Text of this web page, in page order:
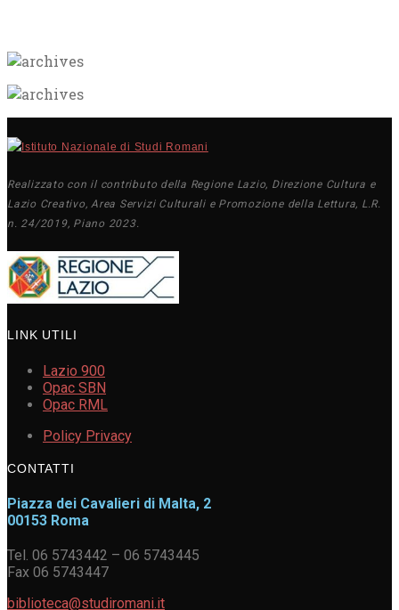
Realizzato con il contributo della Regione Lazio, Direzione Cultura e
Lazio Creativo, Area Servizi Culturali e Promozione della Lettura, L.R.
n. 24/2019, Piano 2023.
LINK UTILI
Lazio 900
Opac SBN
Opac RML
Policy Privacy
CONTATTI
Piazza dei Cavalieri di Malta, 2
00153 Roma
Tel. 06 5743442 – 06 5743445
Fax 06 5743447
biblioteca@studiromani.it